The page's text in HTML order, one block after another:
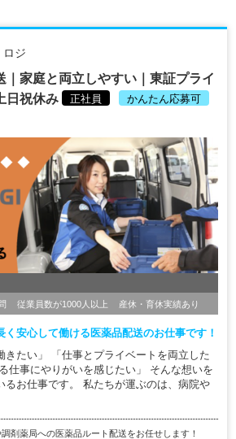
ロジ
｜家庭と両立しやすい｜東証プライ
日祝休み
正社員 かんたん応募可
従業員数が1000人以上 産休・育休実績あり
く安心して働ける医薬品配送のお仕事です！
きたい」 「仕事とプライベートを両立した
仕事にやりがいを感じたい」 そんな想いを
るお仕事です。 私たちが運ぶのは、病院や
剤薬局への医薬品ルート配送をお任せします！